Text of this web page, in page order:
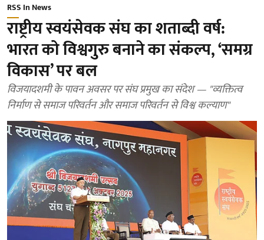
RSS In News
राष्ट्रीय स्वयंसेवक संघ का शताब्दी वर्ष:
भारत को विश्वगुरु बनाने का संकल्प, ‘समग्र
विकास’ पर बल
विजयादशमी के पावन अवसर पर संघ प्रमुख का संदेश — "व्यक्तित्व
निर्माण से समाज परिवर्तन और समाज परिवर्तन से विश्व कल्याण"